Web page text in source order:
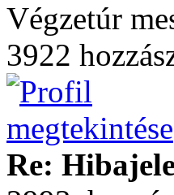
Végzetúr
3922
Re: